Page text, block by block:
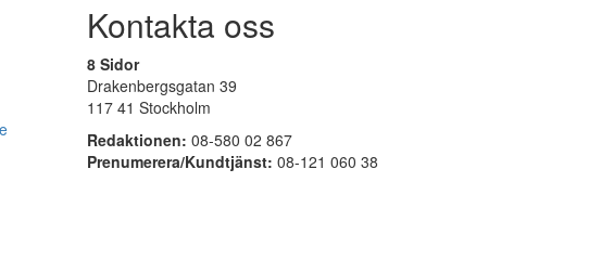
Kontakta oss
8 Sidor
Drakenbergsgatan 39
117 41 Stockholm
Redaktionen: 08-580 02 867
Prenumerera/Kundtjänst: 08-121 060 38